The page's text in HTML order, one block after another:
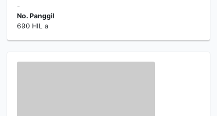
-
No. Panggil
690 HIL a